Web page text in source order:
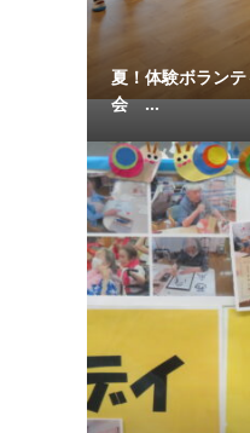
夏！体験ボラン
会 ...